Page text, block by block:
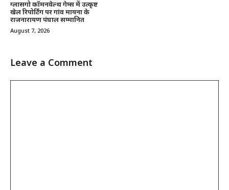
ग्लासगो कॉमनवेल्थ गेम्स में उत्कृष्ट
खेल रिपोर्टिंग पर गांव मायना के
राजनारायण पंघाल सम्मानित
August 7, 2026
Leave a Comment